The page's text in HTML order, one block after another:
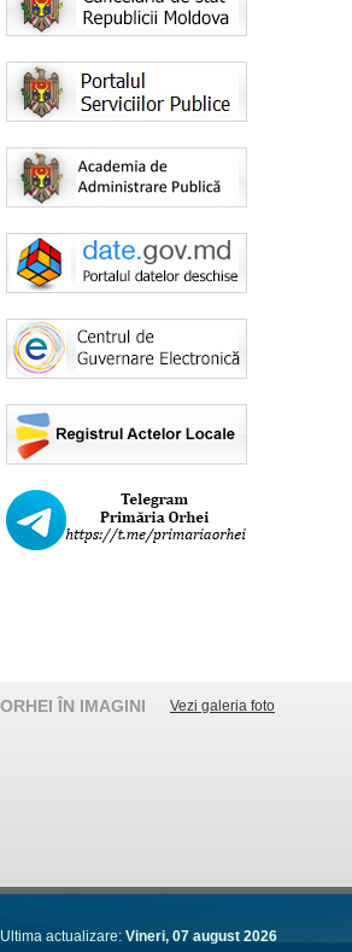
ORHEI ÎN IMAGINI Vezi galeria foto
Ultima actualizare: Vineri, 07 august 2026